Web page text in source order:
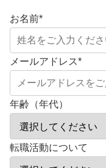
お名前*
メールアドレス*
年齢（年代）
転職活動について